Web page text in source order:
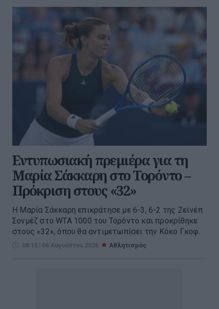
Εντυπωσιακή πρεμιέρα για τη
Μαρία Σάκκαρη στο Τορόντο –
Πρόκριση στους «32»
Η Μαρία Σάκκαρη επικράτησε με 6-3, 6-2 της Ζεϊνέπ
Σονμέζ στο WTA 1000 του Τορόντο και προκρίθηκε
στους «32», όπου θα αντιμετωπίσει την Κόκο Γκοφ.
08:15 | 06 Αυγούστου 2026 Αθλητισμός